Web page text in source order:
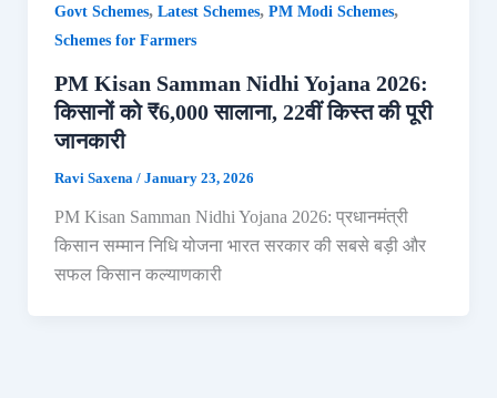
Govt Schemes, Latest Schemes, PM Modi Schemes,
Schemes for Farmers
PM Kisan Samman Nidhi Yojana 2026:
किसानों को ₹6,000 सालाना, 22वीं किस्त की पूरी
जानकारी
Ravi Saxena / January 23, 2026
PM Kisan Samman Nidhi Yojana 2026: प्रधानमंत्री
किसान सम्मान निधि योजना भारत सरकार की सबसे बड़ी और
सफल किसान कल्याणकारी